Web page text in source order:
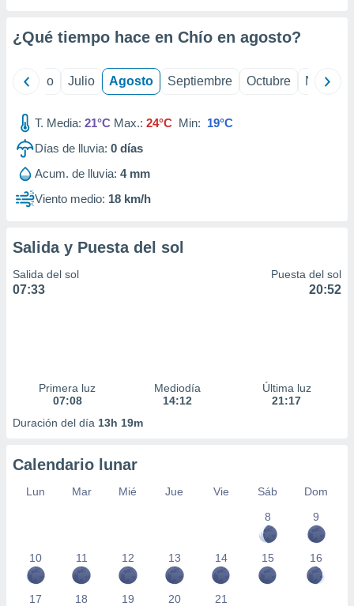
mediante
publicidad
1199
¿Qué tiempo hace en Chío en agosto?
Junio Julio Agosto Septiembre Octubre
T. Media: 21°C Max.: 24°C Min: 19°C
Días de lluvia: 0 días
Acum. de lluvia: 4 mm
Viento medio: 18 km/h
Salida y Puesta del sol
Salida del sol
07:33
Puesta del sol
20:52
Primera luz
07:08
Mediodía
14:12
Última luz
21:17
Duración del día 13h 19m
Calendario lunar
Lun Mar Mié Jue Vie Sáb
Dom
8
9
10 11 12 13 14 15 16
17 18 19 20 21